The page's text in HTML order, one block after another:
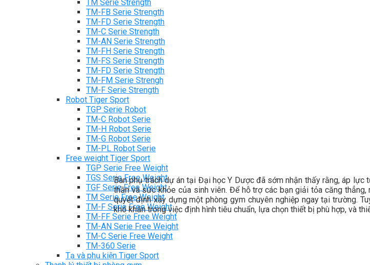
TM Serie Strength
TM-FB Serie Strength
TM-FD Serie Strength
TM-C Serie Strength
TM-AN Serie Strength
TM-FH Serie Strength
TM-FS Serie Strength
TM-FD Serie Strength
TM-FM Serie Strengh
TM-F Serie Strength
Robot Tiger Sport
TGP Serie Robot
TM-C Robot Serie
TM-H Robot Serie
TM-G Robot Serie
TM-PL Robot Serie
Free weight Tiger Sport
TGP Serie Free Weight
TGS Serie Free Weight
TGF Serie Free Weight
TM Serie Free Weight
TM-F Serie Free Weight
TM-FF Serie Free Weight
TM-AN Serie Free Weight
TM-C Serie Free Weight
TM-360 Serie
Tạ và phụ kiện Tiger Sport
Ban phụ trách dự án tại Đại học Y Dược đã sớm nhận thấy rằng, áp
thần và sức khỏe của sinh viên. Để hỗ trợ các bạn giải tỏa căng
quyết định xây dựng một phòng gym chuyên nghiệp ngay tại trường.
khó khăn trong việc định hình tiêu chuẩn, lựa chọn thiết bị phù hợp, và